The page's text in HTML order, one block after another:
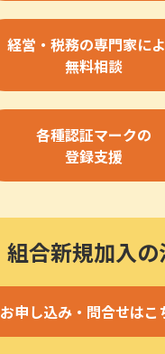
経営・税務の専門家に
無料相談
各種認証マークの
登録支援
組合新規加入
お申し込み・問合せはこ